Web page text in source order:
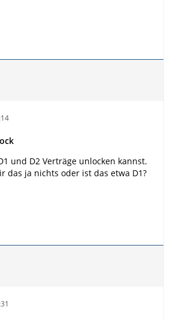
und D2 Verträge unlocken kannst.
das ja nichts oder ist das etwa D1?